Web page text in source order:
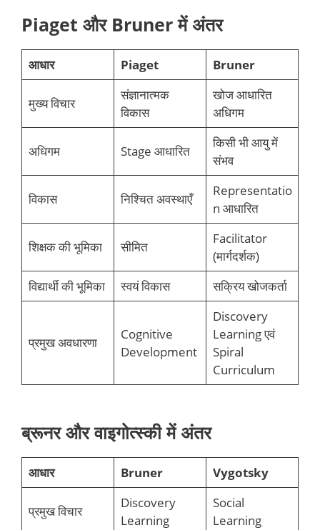
Piaget और Bruner में अंतर
आधार Piaget Bruner
मुख्य विचार
संज्ञानात्मक
विकास
खोज आधारित
अधिगम
अधिगम Stage आधारित
किसी भी आयु में
संभव
विकास निश्चित अवस्थाएँ
Representatio
n आधारित
शिक्षक की भूमिका सीमित
Facilitator
(मार्गदर्शक)
विद्यार्थी की भूमिका
स्वयं विकास सक्रिय खोजकर्ता
प्रमुख अवधारणा
Cognitive
Development
Discovery
Learning एवं
Spiral
Curriculum
ब्रूनर और वाइगोत्स्की में अंतर
आधार Bruner Vygotsky
प्रमुख विचार
Discovery
Learning
Social
Learning